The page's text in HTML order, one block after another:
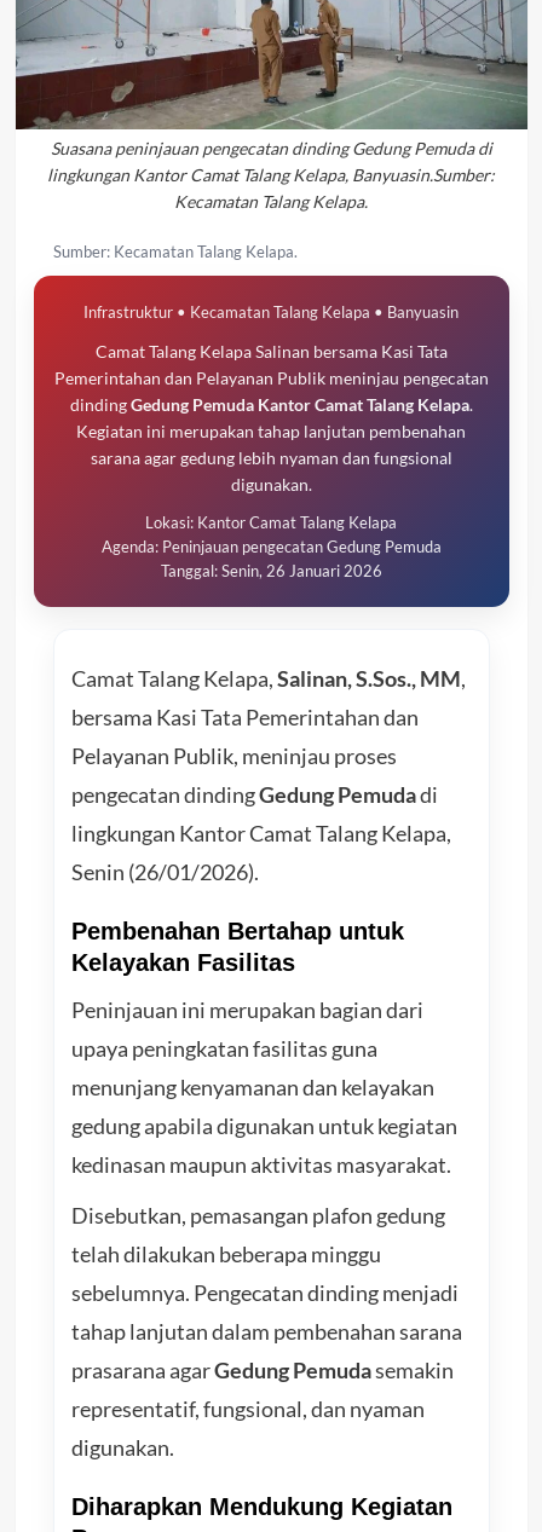
Suasana peninjauan pengecatan dinding Gedung Pemuda di
lingkungan Kantor Camat Talang Kelapa, Banyuasin.Sumber:
Kecamatan Talang Kelapa.
Sumber: Kecamatan Talang Kelapa.
Infrastruktur • Kecamatan Talang Kelapa • Banyuasin
Camat Talang Kelapa Salinan bersama Kasi Tata
Pemerintahan dan Pelayanan Publik meninjau pengecatan
dindingGedung Pemuda Kantor Camat Talang Kelapa.
Kegiatan ini merupakan tahap lanjutan pembenahan
sarana agar gedung lebih nyaman dan fungsional
digunakan.
Lokasi: Kantor Camat Talang Kelapa
Agenda: Peninjauan pengecatan Gedung Pemuda
Tanggal: Senin, 26 Januari 2026
Camat Talang Kelapa,Salinan, S.Sos., MM,
bersama Kasi Tata Pemerintahan dan
Pelayanan Publik, meninjau proses
pengecatan dindingGedung Pemudadi
lingkungan Kantor Camat Talang Kelapa,
Senin (26/01/2026).
Pembenahan Bertahap untuk
Kelayakan Fasilitas
Peninjauan ini merupakan bagian dari
upaya peningkatan fasilitas guna
menunjang kenyamanan dan kelayakan
gedung apabila digunakan untuk kegiatan
kedinasan maupun aktivitas masyarakat.
Disebutkan, pemasangan plafon gedung
telah dilakukan beberapa minggu
sebelumnya. Pengecatan dinding menjadi
tahap lanjutan dalam pembenahan sarana
prasarana agarGedung Pemudasemakin
representatif, fungsional, dan nyaman
digunakan.
Diharapkan Mendukung Kegiatan